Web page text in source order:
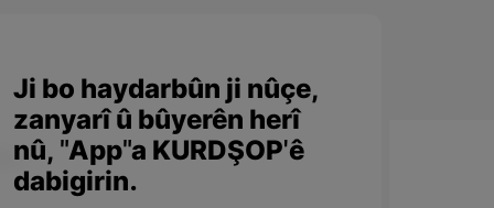
Ji bo haydarbûn ji nûçe,
zanyarî û bûyerên herî
nû, "App"a KURDŞOP'ê
dabigirin.